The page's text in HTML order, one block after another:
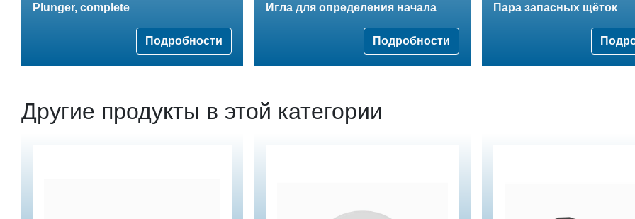
Plunger, complete
Подробности
Игла для определения начала
Подробности
Пара запасных щёток
Другие продукты в этой категории